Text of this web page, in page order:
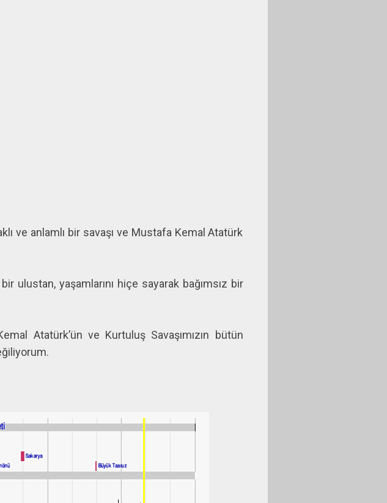
ve anlamlı bir savaşı ve Mustafa Kemal Atatürk
ulustan, yaşamlarını hiçe sayarak bağımsız bir
Atatürk’ün ve Kurtuluş Savaşımızın bütün